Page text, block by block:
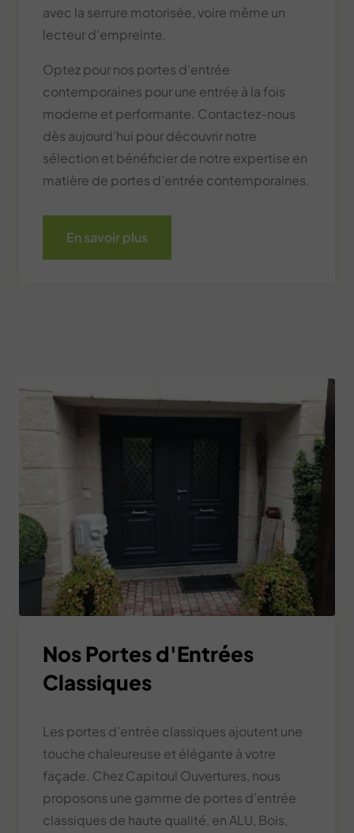
avec la serrure motorisée, voire même un
lecteur d’empreinte.
Optez pour nos portes d’entrée
contemporaines pour une entrée à la fois
moderne et performante. Contactez-nous
dès aujourd’hui pour découvrir notre
sélection et bénéficier de notre expertise en
matière de portes d’entrée contemporaines.
En savoir plus
Nos Portes d'Entrées
Classiques
Les portes d’entrée classiques ajoutent une
touche chaleureuse et élégante à votre
façade. Chez Capitoul Ouvertures, nous
proposons une gamme de portes d’entrée
classiques de haute qualité, en ALU, Bois,